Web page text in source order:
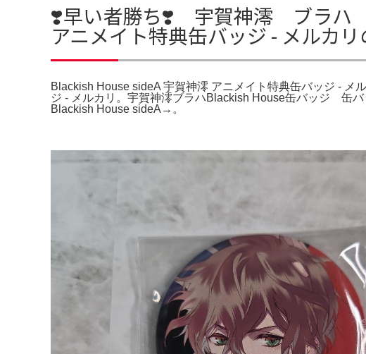
❣️早い者勝ち❣️ 宇賀神澪 ブラハ
アニメイト特典缶バッジ - メルカ
Blackish House sideA 宇賀神澪 アニメイト特典缶バッジ -
ジ - メルカリ。宇賀神澪ブラハBlackish House缶バッジ 缶
Blackish House sideA→。